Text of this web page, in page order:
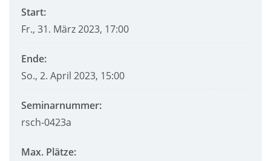
Start:
Fr., 31. März 2023, 17:00
Ende:
So., 2. April 2023, 15:00
Seminarnummer:
rsch-0423a
Max. Plätze: